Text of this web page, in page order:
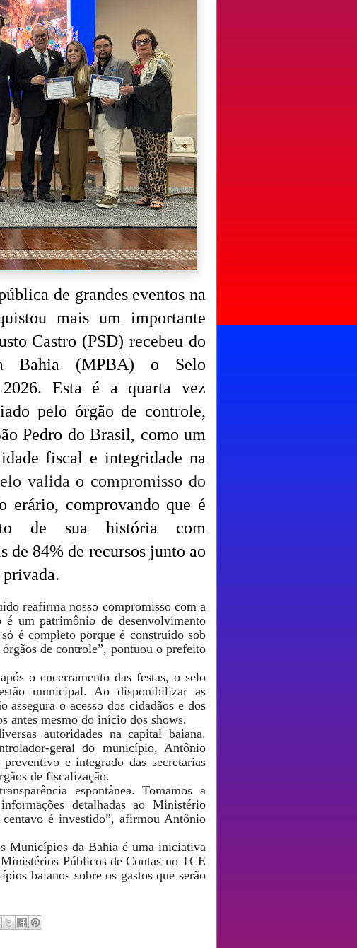
de grandes eventos na
mais um importante
Castro (PSD) recebeu do
Bahia (MPBA) o Selo
2026. Esta é a quarta vez
pelo órgão de controle,
Pedro do Brasil, como um
fiscal e integridade na
valida o compromisso do
erário, comprovando que é
de sua história com
de 84% de recursos junto ao
reafirma nosso compromisso com a
um patrimônio de desenvolvimento
é completo porque é construído sob
de controle”, pontuou o prefeito
o encerramento das festas, o selo
municipal. Ao disponibilizar as
o acesso dos cidadãos e dos
antes mesmo do início dos shows.
autoridades na capital baiana.
geral do município, Antônio
e integrado das secretarias
de fiscalização.
espontânea. Tomamos a
detalhadas ao Ministério
é investido”, afirmou Antônio
Municípios da Bahia é uma iniciativa
Públicos de Contas no TCE
baianos sobre os gastos que serão